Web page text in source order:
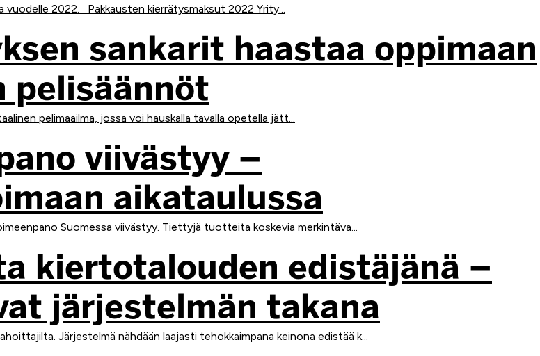
2022. Pakkausten kierrätysmaksut 2022 Yrity...
sankarit haastaa oppimaan
pelisäännöt
pelimaailma, jossa voi hauskalla tavalla opetella jätt...
viivästyy –
aikataulussa
Suomessa viivästyy. Tiettyjä tuotteita koskevia merkintäva...
kiertotalouden edistäjänä –
järjestelmän takana
Järjestelmä nähdään laajasti tehokkaimpana keinona edistää k...